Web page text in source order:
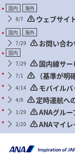
国内
海外
8/7
ウェブサイ
ついて
国内
海外
7/29
お問い合
くあるお問い合わせに
国内
7/29
国内線サ
み状況について
7/1
（基準が
物および身の回り品
分より）
4/14
モバイル
（2026年4月24日搭
4/9 定時運航へ
1/29
ANAグル
にご注意ください
2/20
ANAマイ
管理徹底のお願いと